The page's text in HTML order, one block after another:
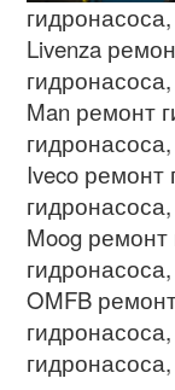
гидронасоса
Livenza
гидронасоса
Man ремонт
гидронасоса
Iveco ремонт
гидронасоса
Moog ремонт
гидронасоса
OMFB
гидронасоса
гидронасоса